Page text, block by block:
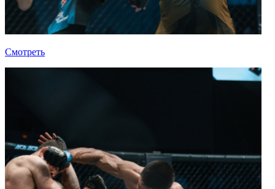
Смотреть